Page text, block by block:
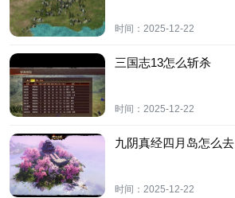
时间： 2025-12-22
三国志13怎么斩杀
时间： 2025-12-22
九阴真经四月岛怎么去
时间： 2025-12-22